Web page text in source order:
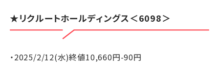
★リクルートホールディングス＜6098＞
・2025/2/12(水)終値10,660円-90円